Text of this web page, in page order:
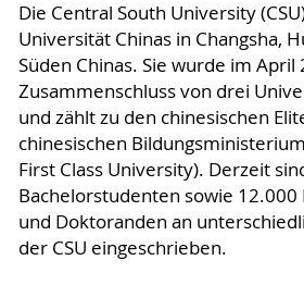
Die Central South University
Universität Chinas in Changsha,
Süden Chinas. Sie wurde im
Zusammenschluss von drei
und zählt zu den chinesischen
chinesischen
First Class University). Derzeit
Bachelorstudenten sowie
und Doktoranden an
der CSU eingeschrieben.